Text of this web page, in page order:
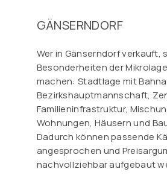
GÄNSERNDORF
Wer in Gänserndorf verkauft,
Besonderheiten der
machen: Stadtlage mit
Bezirkshauptmannschaft,
Familieninfrastruktur,
Wohnungen, Häusern und
Dadurch können passende
angesprochen und
nachvollziehbar aufgebaut